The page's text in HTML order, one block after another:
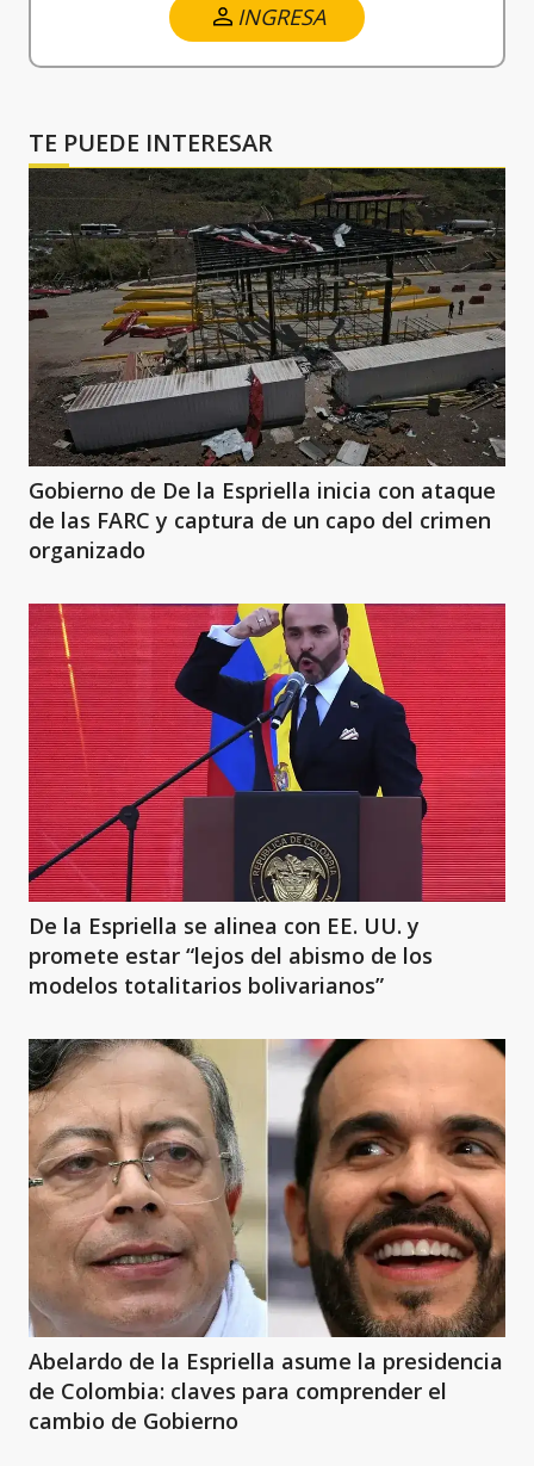
INGRESA
TE PUEDE INTERESAR
Gobierno de De la Espriella inicia con ataque
de las FARC y captura de un capo del crimen
organizado
De la Espriella se alinea con EE. UU. y
promete estar “lejos del abismo de los
modelos totalitarios bolivarianos”
Abelardo de la Espriella asume la presidencia
de Colombia: claves para comprender el
cambio de Gobierno